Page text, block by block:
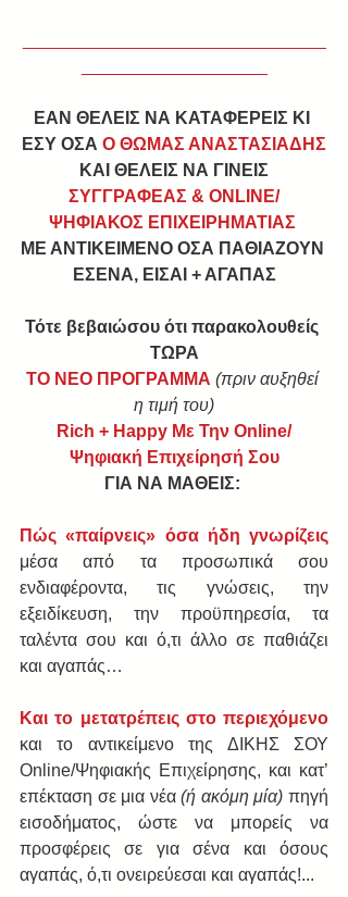
ΕΑΝ ΘΕΛΕΙΣ ΝΑ ΚΑΤΑΦΕΡΕΙΣ ΚΙ
ΕΣΥ ΟΣΑ Ο ΘΩΜΑΣ ΑΝΑΣΤΑΣΙΑΔΗΣ
ΚΑΙ ΘΕΛΕΙΣ ΝΑ ΓΙΝΕΙΣ
ΣΥΓΓΡΑΦΕΑΣ & ONLINE/
ΨΗΦΙΑΚΟΣ ΕΠΙΧΕΙΡΗΜΑΤΙΑΣ
ΜΕ ΑΝΤΙΚΕΙΜΕΝΟ ΟΣΑ ΠΑΘΙΑΖΟΥΝ
ΕΣΕΝΑ, ΕΙΣΑΙ + ΑΓΑΠΑΣ
Τότε βεβαιώσου ότι παρακολουθείς
ΤΩΡΑ﻿
ΤΟ ΝΕΟ ΠΡΟΓΡΑΜΜΑ (πριν αυξηθεί
η τιμή του)
Rich + Happy Με Την Online/
Ψηφιακή Επιχείρησή Σου
ΓΙΑ ΝΑ ΜΑΘΕΙΣ:
Πώς «παίρνεις» όσα ήδη γνωρίζεις
μέσα από τα προσωπικά σου
ενδιαφέροντα, τις γνώσεις, την
εξειδίκευση, την προϋπηρεσία, τα
ταλέντα σου και ό,τι άλλο σε παθιάζει
και αγαπάς…
και το αντικείμενο της ΔΙΚΗΣ ΣΟΥ
Οnline/Ψηφιακής Επιχείρησης, και κατ’
επέκταση σε μια νέα (ή ακόμη μία) πηγή
εισοδήματος, ώστε να μπορείς να
προσφέρεις σε για σένα και όσους
αγαπάς, ό,τι ονειρεύεσαι και αγαπάς!...